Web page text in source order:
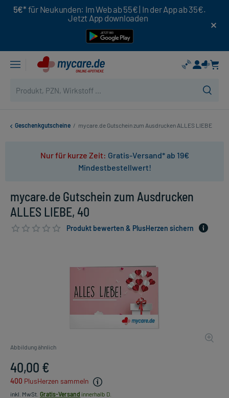
5€* für Neukunden: Im Web ab 55€ | In der App ab 35€.
Jetzt App downloaden
Geschenkgutscheine / mycare.de Gutschein zum Ausdrucken ALLES LIEBE
Nur für kurze Zeit: Gratis-Versand* ab 19€
Mindestbestellwert!
mycare.de Gutschein zum Ausdrucken
ALLES LIEBE, 40
Produkt bewerten & PlusHerzen sichern
Abbildung ähnlich
40,00 €
400 PlusHerzen sammeln
inkl. MwSt. Gratis-Versand innerhalb D.